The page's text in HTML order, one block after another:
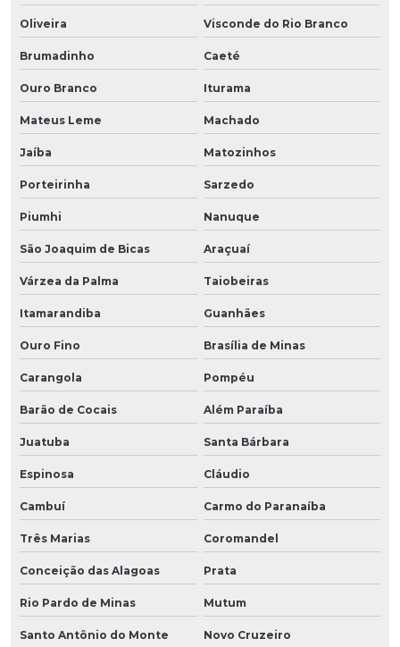
Oliveira Visconde do Rio Branco
Brumadinho Caeté
Ouro Branco Iturama
Mateus Leme Machado
Jaíba Matozinhos
Porteirinha Sarzedo
Piumhi Nanuque
São Joaquim de Bicas Araçuaí
Várzea da Palma Taiobeiras
Itamarandiba Guanhães
Ouro Fino Brasília de Minas
Carangola Pompéu
Barão de Cocais Além Paraíba
Juatuba Santa Bárbara
Espinosa Cláudio
Cambuí Carmo do Paranaíba
Três Marias Coromandel
Conceição das Alagoas Prata
Rio Pardo de Minas Mutum
Santo Antônio do Monte Novo Cruzeiro